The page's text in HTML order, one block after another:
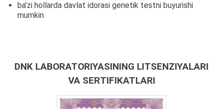
ba’zi hollarda davlat idorasi genetik testni buyurishi
mumkin.
DNK LABORATORIYASINING LITSENZIYALARI
VA SERTIFIKATLARI